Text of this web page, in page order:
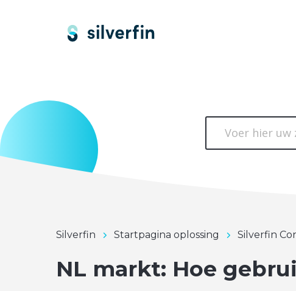
Silverfin Startpagina oplossing Silverfin
NL markt: Hoe